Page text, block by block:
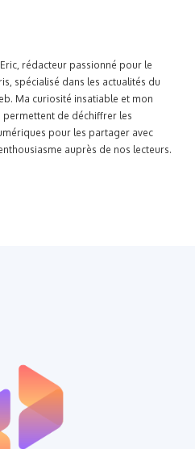
rédacteur passionné pour le
spécialisé dans les actualités du
Ma curiosité insatiable et mon
permettent de déchiffrer les
pour les partager avec
auprès de nos lecteurs.